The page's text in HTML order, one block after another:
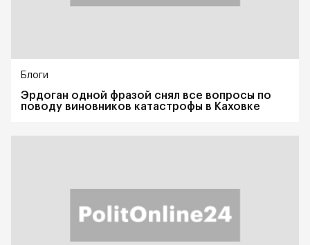
Блоги
Эрдоган одной фразой снял все вопросы по
поводу виновников катастрофы в Каховке